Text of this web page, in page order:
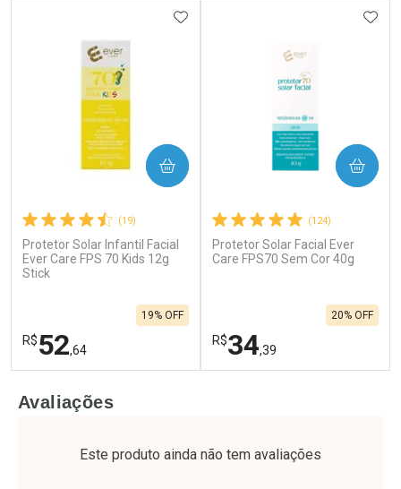
(19)
Protetor Solar Infantil Facial
Ever Care FPS 70 Kids 12g
Stick
R$52,64
19% OFF
ADICIONAR AOS FAVORITOS
COMPRAR
Laboratório
Por Menos
(124)
Protetor Solar Facial Ever
Care FPS70 Sem Cor 40g
R$34,39
20% OFF
COMPRAR
Laboratório
Por Menos
Avaliações
Este produto ainda não tem avaliações